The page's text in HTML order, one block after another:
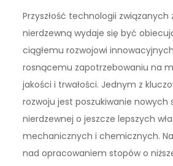
Przyszłość technologii związanych
nierdzewną wydaje się być
ciągłemu rozwojowi
rosnącemu zapotrzebowaniu na
jakości i trwałości. Jednym z
rozwoju jest poszukiwanie nowych
nierdzewnej o jeszcze lepszych
mechanicznych i chemicznych.
nad opracowaniem stopów o